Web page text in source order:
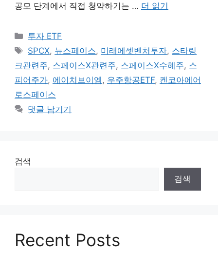
공모 단계에서 직접 청약하기는 … 더 읽기
카
테
리
투자 ETF
태
그
SPCX, 뉴스페이스, 미래에셋벤처투자, 스타링
크관련주, 스페이스X관련주, 스페이스X수혜주, 스
피어주가, 에이치브이엠 , 우주항공ETF, 켄코아에어
로스페이스
댓글 남기기
검색
검색
Recent Posts